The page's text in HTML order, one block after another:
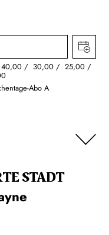
40,00 30,00 25,00
Abo A
STADT